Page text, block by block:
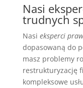
Nasi
trudnych
Nasi eksperci
dopasowaną do
masz problemy
restrukturyzację
kompleksowe